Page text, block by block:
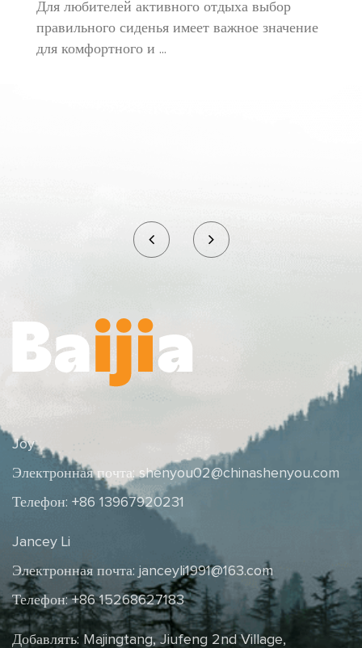
созданию новых и лучших продуктов,
отвечающих потребностям каждого!
Для любителей активного отдыха выбор
правильного сиденья имеет важное значение
для комфортного и ...
Joy
Электронная почта: shenyou02@chinashenyou.com
Телефон: +86 13967920231
Jancey Li
Электронная почта: janceyli1991@163.com
Телефон: +86 15268627183
Добавлять: Majingtang, Jiufeng 2nd Village,